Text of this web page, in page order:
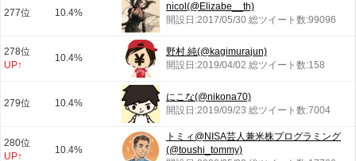
277位 10.4%
nicol(@Elizabe__th)
開設日:2017/05/30 総ツイート数:99096
278位
UP↑
10.4%
野村 純(@kagimurajun)
開設日:2019/04/02 総ツイート数:158
279位 10.4%
にこな(@nikona70)
開設日:2019/09/23 総ツイート数:7004
280位
UP↑
10.4%
トミィ@NISA芸人兼米株プログラミング
(@toushi_tommy)